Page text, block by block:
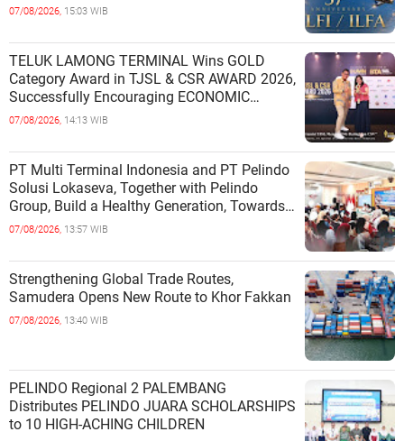
07/08/2026, 15:03 WIB
TELUK LAMONG TERMINAL Wins GOLD
Category Award in TJSL & CSR AWARD 2026,
Successfully Encouraging ECONOMIC
INDEPENDENCE OF COASTAL
07/08/2026, 14:13 WIB
PT Multi Terminal Indonesia and PT Pelindo
Solusi Lokaseva, Together with Pelindo
Group, Build a Healthy Generation, Towards
a Golden Indonesia
07/08/2026, 13:57 WIB
Strengthening Global Trade Routes,
Samudera Opens New Route to Khor Fakkan
07/08/2026, 13:40 WIB
PELINDO Regional 2 PALEMBANG
Distributes PELINDO JUARA SCHOLARSHIPS
to 10 HIGH-ACHING CHILDREN